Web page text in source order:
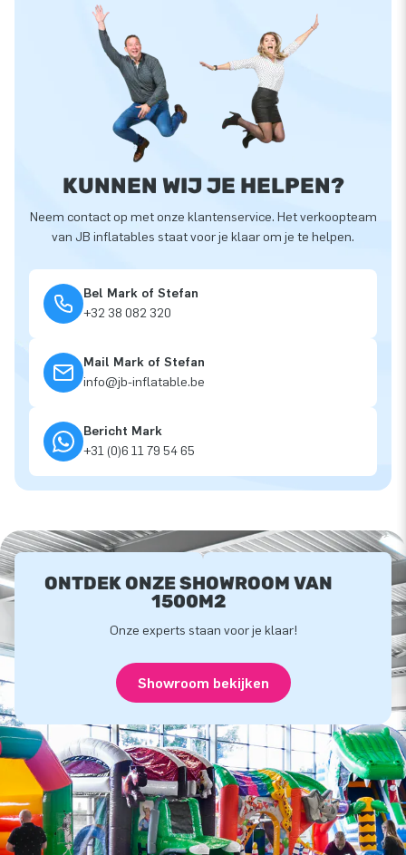
KUNNEN WIJ JE HELPEN?
Neem contact op met onze klantenservice. Het verkoopteam
van JB inflatables staat voor je klaar om je te helpen.
Bel Mark of Stefan
+32 38 082 320
Mail Mark of Stefan
info@jb-inflatable.be
Bericht Mark
+31 (0)6 11 79 54 65
ONTDEK ONZE SHOWROOM VAN
1500M2
Onze experts staan voor je klaar!
Showroom bekijken